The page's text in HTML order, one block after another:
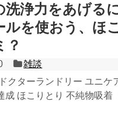
洗浄力をあげる
ルを使おう、ほ
？
雑談
クターランドリー ユニケ
成 ほこりとり 不純物吸着